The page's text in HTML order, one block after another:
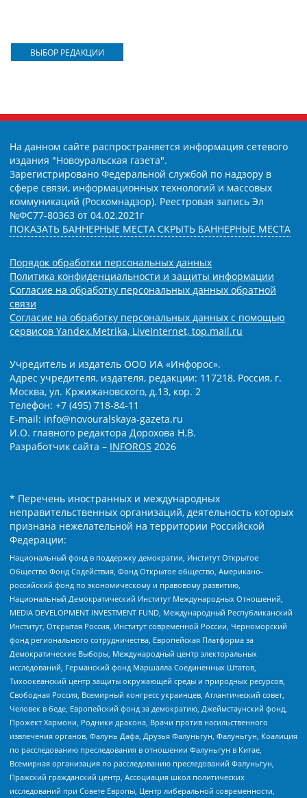
ВЫБОР РЕДАКЦИИ
На данном сайте распространяется информация сетевого
издания "Новоуральская газета".
Зарегистрировано Федеральной службой по надзору в
сфере связи, информационных технологий и массовых
коммуникаций (Роскомнадзор). Реестровая запись Эл
№ФС77-80363 от 04.02.2021г
ПОКАЗАТЬ БАННЕРНЫЕ МЕСТА СКРЫТЬ БАННЕРНЫЕ МЕСТА
Порядок обработки персональных данных
Политика конфиденциальности и защиты информации
Согласие на обработку персональных данных обратной
связи
Согласие на обработку персональных данных с помощью
сервисов Yandex.Metrika, LiveInternet, top.mail.ru
Учредитель и издатель ООО ИА «Инфорос».
Адрес учредителя, издателя, редакции: 117218, Россия, г.
Москва, ул. Кржижановского, д.13, кор. 2
Телефон: +7 (495) 718-84-11
E-mail: info@novouralskaya-gazeta.ru
И.О. главного редактора Дорохова Н.В.
Разработчик сайта – INFOROS 2026
* Перечень иностранных и международных
неправительственных организаций, деятельность которых
признана нежелательной на территории Российской
Федерации:
Национальный фонд в поддержку демократии, Институт Открытое
Общество Фонд Содействия, Фонд Открытое общество, Американо-
российский фонд по экономическому и правовому развитию,
Национальный Демократический Институт Международных Отношений,
MEDIA DEVELOPMENT INVESTMENT FUND, Международный Республиканский
Институт, Открытая Россия, Институт современной России, Черноморский
фонд регионального сотрудничества, Европейская Платформа за
Демократические Выборы, Международный центр электоральных
исследований, Германский фонд Маршалла Соединенных Штатов,
Тихоокеанский центр защиты окружающей среды и природных ресурсов,
Свободная Россия, Всемирный конгресс украинцев, Атлантический совет,
Человек в беде, Европейский фонд за демократию, Джеймстаунский фонд,
Прожект Хармони, Родники дракона, Врачи против насильственного
извлечения органов, Фалунь Дафа, Друзья Фалуньгун, Фалуньгун, Коалиция
по расследованию преследования в отношении Фалуньгун в Китае,
Всемирная организация по расследованию преследований Фалуньгун,
Пражский гражданский центр, Ассоциация школ политических
исследований при Совете Европы, Центр либеральной современности,